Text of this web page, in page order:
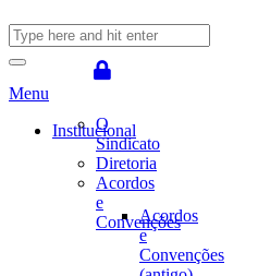
Menu
Institucional
O
Sindicato
Diretoria
Acordos
e
Convenções
Acordos
e
Convenções